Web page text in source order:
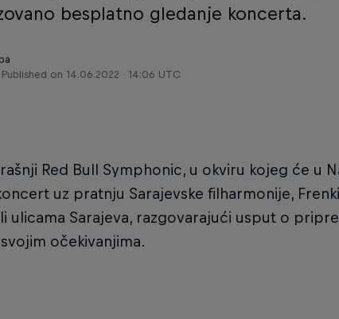
besplatno gledanje koncerta.
Published on 14.06.2022 · 14:06 UTC
Red Bull Symphonic, u okviru kojeg će u
uz pratnju Sarajevske filharmonije,
ulicama Sarajeva, razgovarajući usput o
očekivanjima.